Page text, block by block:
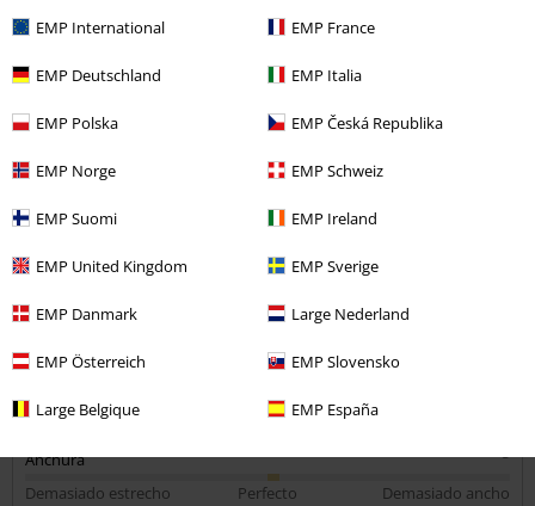
EMP International EMP France
EMP Deutschland EMP Italia
EMP Polska EMP Česká Republika
EMP Norge EMP Schweiz
EMP Suomi EMP Ireland
EMP United Kingdom EMP Sverige
EMP Danmark Large Nederland
EMP Österreich EMP Slovensko
Large Belgique EMP España
Maria Agustina D.
Publicado: jueves, 6 octubre, 2022
Talla comprada: L
Excelente calidad y diseño
tela muy buena y talla bien. Muy recomendable!!
Ajuste
5
Anchura
Demasiado estrecho
Perfecto
Demasiado ancho